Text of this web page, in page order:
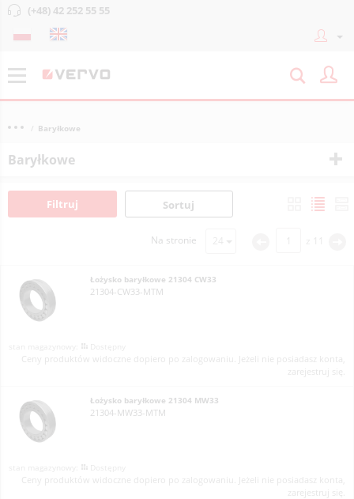
(+48) 42 252 55 55
Baryłkowe
Baryłkowe
Filtruj Sortuj
Na stronie
Łożysko baryłkowe 21304 CW33
21304-CW33-MTM
Ceny produktów widoczne dopiero po zalogowaniu. Jeżeli nie posiadasz konta,
zarejestruj się.
Łożysko baryłkowe 21304 MW33
21304-MW33-MTM
Ceny produktów widoczne dopiero po zalogowaniu. Jeżeli nie posiadasz konta,
zarejestruj się.